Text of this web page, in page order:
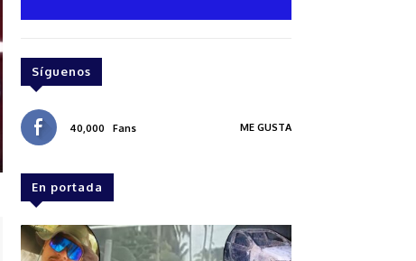
Síguenos
40,000 Fans ME GUSTA
En portada